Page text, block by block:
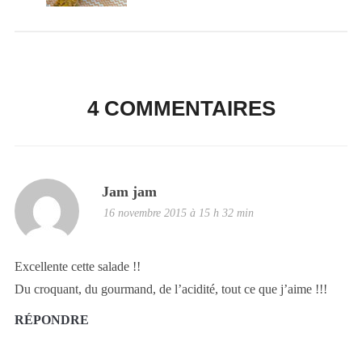
4 COMMENTAIRES
Jam jam
16 novembre 2015 à 15 h 32 min
Excellente cette salade !!
Du croquant, du gourmand, de l’acidité, tout ce que j’aime !!!
RÉPONDRE